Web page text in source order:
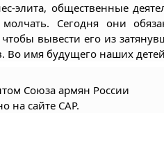
элита, общественные
Сегодня они
вывести его из
Во имя будущего наших
Союза армян России
на сайте САР.